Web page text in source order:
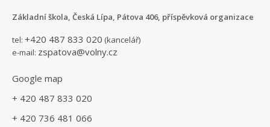
Základní škola, Česká Lípa, Pátova 406, příspěvková organizace
tel: +420 487 833 020 (kancelář)
e-mail: zspatova@volny.cz
Google map
+ 420 487 833 020
+ 420 736 481 066